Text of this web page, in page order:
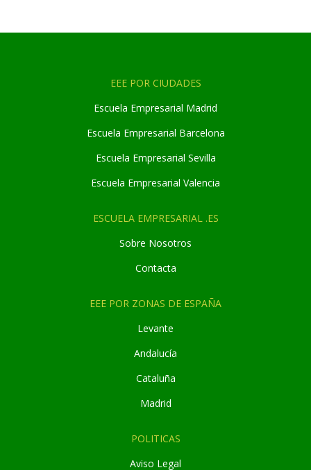
EEE POR CIUDADES
Escuela Empresarial Madrid
Escuela Empresarial Barcelona
Escuela Empresarial Sevilla
Escuela Empresarial Valencia
ESCUELA EMPRESARIAL .ES
Sobre Nosotros
Contacta
EEE POR ZONAS DE ESPAÑA
Levante
Andalucía
Cataluña
Madrid
POLITICAS
Aviso Legal